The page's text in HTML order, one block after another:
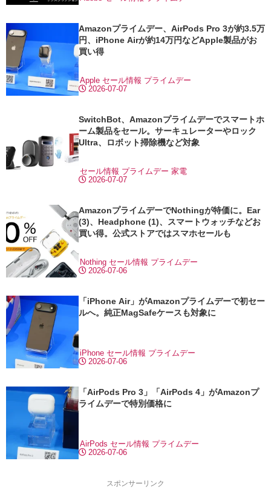
Amazonプライムデー、AirPods Pro 3が約3.5万
円、iPhone Airが約14万円などApple製品がお
買い得
2026-07-07
Apple セール情報 プライムデー
SwitchBot、Amazonプライムデーでスマートホ
ーム製品をセール。サーキュレーターやロック
Ultra、ロボット掃除機など対象
2026-07-07
セール情報 プライムデー 家電
AmazonプライムデーでNothingが特価に。Ear
(3)、Headphone (1)、スマートウォッチなどお
買い得。公式ストアではスマホセールも
2026-07-06
Nothing セール情報 プライムデー
「iPhone Air」がAmazonプライムデーで初セー
ルへ。純正MagSafeケースも対象に
2026-07-06
iPhone セール情報 プライムデー
「AirPods Pro 3」「AirPods 4」がAmazonプ
ライムデーで特別価格に
2026-07-06
AirPods セール情報 プライムデー
スポンサーリンク